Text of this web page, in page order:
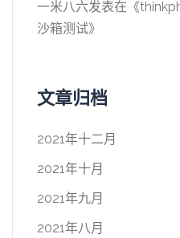
一米八六发表在《
沙箱测试》
文章归档
2021年十二月
2021年十月
2021年九月
2021年八月